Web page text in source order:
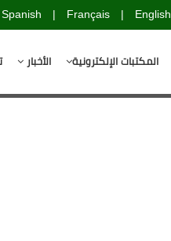
English
|
Français
|
Spanish
المكتبات الإلكترونية الأخبار